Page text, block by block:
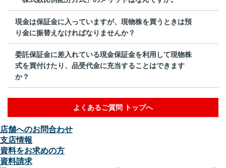
現金は保証金に入っていますが、現物株を買うときは預
り金に振替えなければなりませんか？
委託保証金に差入れている現金保証金を利用して現物株
式を買付けたり、品受代金に充当することはできます
か？
よくあるご質問 トップへ
店舗へのお問合わせ
支店情報
資料をお求めの方
資料請求